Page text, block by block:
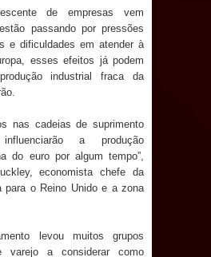
são referentes a
históricos
de empresas vem
passando por pressões
e dificuldades em atender à
esses efeitos já podem
industrial fraca da
nas cadeias de suprimento
influenciarão a produção
do euro por algum tempo”,
economista chefe da
para o Reino Unido e a zona
levou muitos grupos
varejo a considerar como